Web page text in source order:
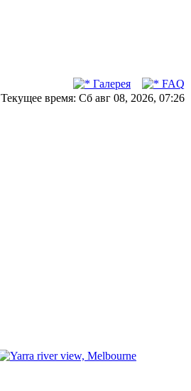
Галерея
FAQ
Текущее время: Сб авг 08, 2026, 07:26